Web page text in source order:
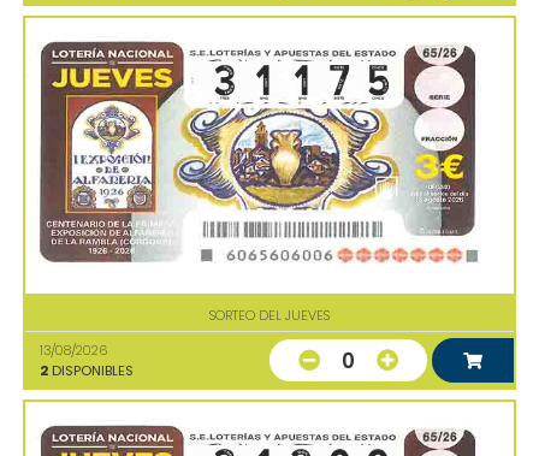
SORTEO DEL JUEVES
13/08/2026
2 DISPONIBLES 0